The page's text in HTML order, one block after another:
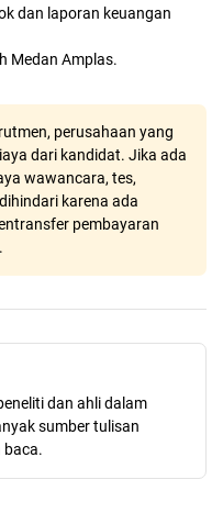
dan laporan keuangan
Medan Amplas.
perusahaan yang
dari kandidat. Jika ada
wawancara, tes,
karena ada
pembayaran
dan ahli dalam
sumber tulisan
baca.